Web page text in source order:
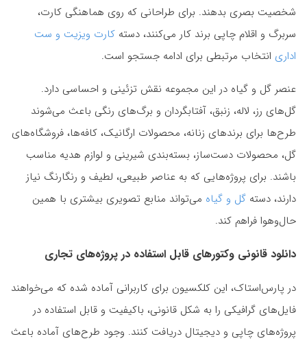
شخصیت بصری بدهند. برای طراحانی که روی هماهنگی کارت،
سربرگ و اقلام چاپی برند کار می‌کنند، دسته کارت ویزیت و ست
اداری انتخاب مرتبطی برای ادامه جستجو است.
عنصر گل و گیاه در این مجموعه نقش تزئینی و احساسی دارد.
گل‌های رز، لاله، زنبق، آفتابگردان و برگ‌های رنگی باعث می‌شوند
طرح‌ها برای برندهای زنانه، محصولات ارگانیک، کافه‌ها، فروشگاه‌های
گل، محصولات دست‌ساز، بسته‌بندی شیرینی و لوازم هدیه مناسب
باشند. برای پروژه‌هایی که به عناصر طبیعی، لطیف و رنگارنگ نیاز
دارند، دسته گل و گیاه می‌تواند منابع تصویری بیشتری با همین
حال‌وهوا فراهم کند.
دانلود قانونی وکتورهای قابل استفاده در پروژه‌های تجاری
در پارس‌استاک، این کلکسیون برای کاربرانی آماده شده که می‌خواهند
فایل‌های گرافیکی را به شکل قانونی، باکیفیت و قابل استفاده در
پروژه‌های چاپی و دیجیتال دریافت کنند. وجود طرح‌های آماده باعث